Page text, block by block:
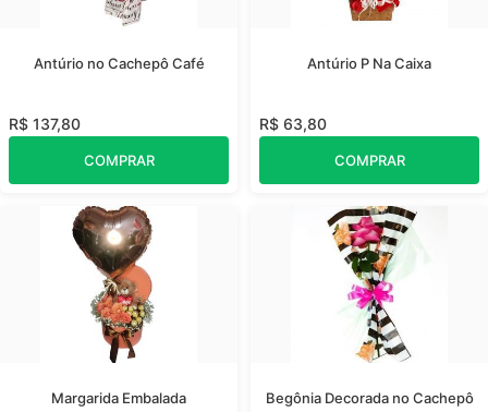
Antúrio no Cachepô Café
R$ 137,80
COMPRAR
Antúrio P Na Caixa
R$ 63,80
COMPRAR
Margarida Embalada Begônia Decorada no Cachepô